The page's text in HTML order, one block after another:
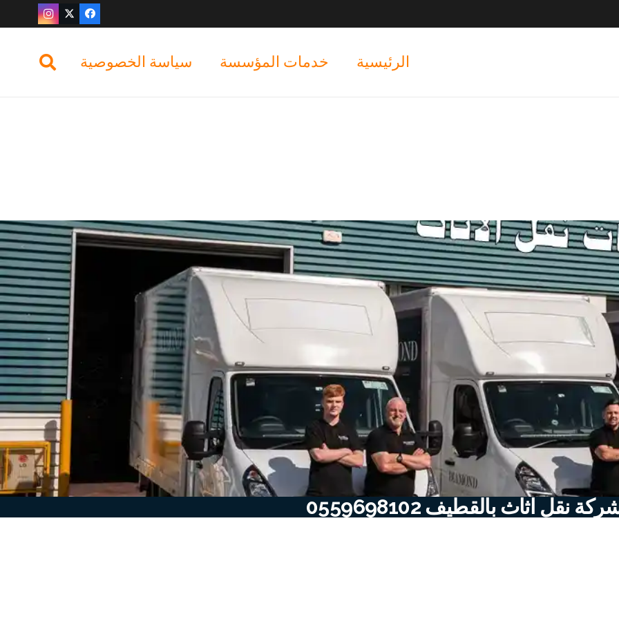
الرئيسية خدمات المؤسسة سياسة الخصوصية
نقل اثاث بالقطيف 0559698102